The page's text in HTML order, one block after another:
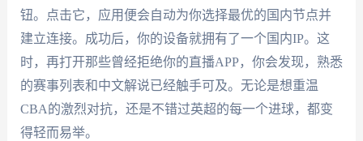
钮。点击它，应用便会自动为你选择最优的国内节点并
建立连接。成功后，你的设备就拥有了一个国内IP。这
时，再打开那些曾经拒绝你的直播APP，你会发现，熟悉
的赛事列表和中文解说已经触手可及。无论是想重温
CBA的激烈对抗，还是不错过英超的每一个进球，都变
得轻而易举。